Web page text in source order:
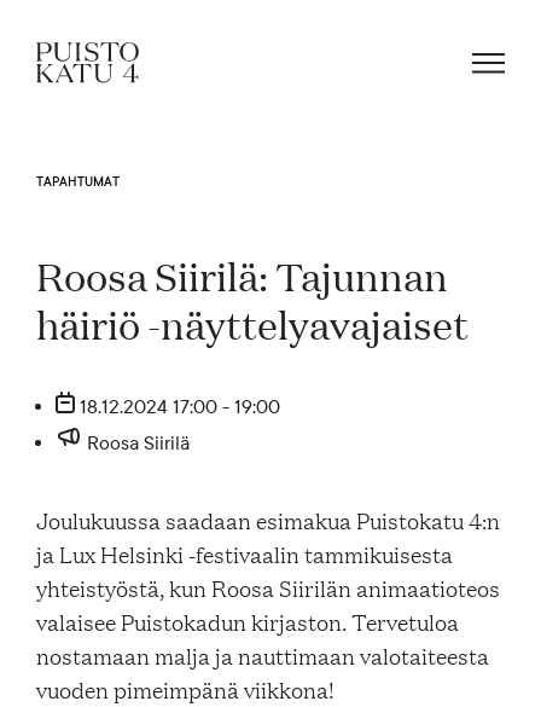
Mistä kyse?
Yhteisömme
Blogi
Yhteys- ja lisätiedot
TAPAHTUMAT
Roosa Siirilä: Tajunnan
häiriö -näyttelyavajaiset
18.12.2024 17:00 - 19:00
Roosa Siirilä
Joulukuussa saadaan esimakua Puistokatu 4:n
ja Lux Helsinki -festivaalin tammikuisesta
yhteistyöstä, kun Roosa Siirilän animaatioteos
valaisee Puistokadun kirjaston. Tervetuloa
nostamaan malja ja nauttimaan valotaiteesta
vuoden pimeimpänä viikkona!